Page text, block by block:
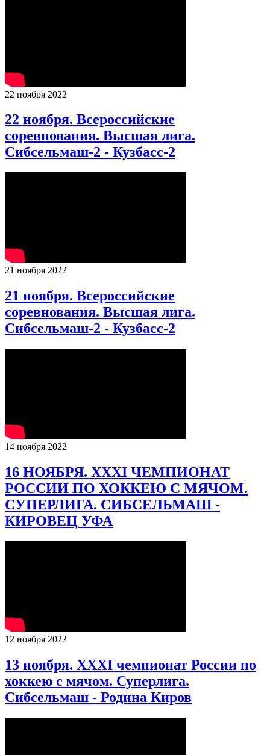
22 ноября 2022
22 ноября. Всероссийские
соревнования. Высшая лига.
Сибсельмаш-2 - Кузбасс-2
21 ноября 2022
21 ноября. Всероссийские
соревнования. Высшая лига.
Сибсельмаш-2 - Кузбасс-2
14 ноября 2022
16 НОЯБРЯ. XXXI ЧЕМПИОНАТ
РОССИИ ПО ХОККЕЮ С МЯЧОМ.
СУПЕРЛИГА. СИБСЕЛЬМАШ -
КИРОВЕЦ УФА
12 ноября 2022
13 ноября. XXXI чемпионат России по
хоккею с мячом. Суперлига.
Сибсельмаш - Родина Киров